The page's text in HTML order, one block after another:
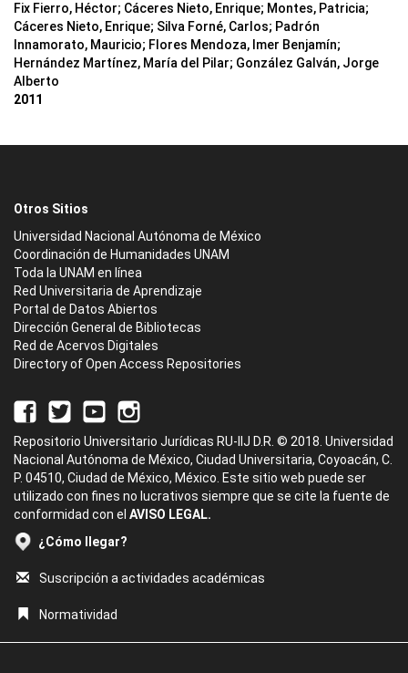
Fix Fierro, Héctor; Cáceres Nieto, Enrique; Montes, Patricia;
Cáceres Nieto, Enrique; Silva Forné, Carlos; Padrón
Innamorato, Mauricio; Flores Mendoza, Imer Benjamín;
Hernández Martínez, María del Pilar; González Galván, Jorge
Alberto
2011
Otros Sitios
Universidad Nacional Autónoma de México
Coordinación de Humanidades UNAM
Toda la UNAM en línea
Red Universitaria de Aprendizaje
Portal de Datos Abiertos
Dirección General de Bibliotecas
Red de Acervos Digitales
Directory of Open Access Repositories
Repositorio Universitario Jurídicas RU-IIJ D.R. © 2018. Universidad
Nacional Autónoma de México, Ciudad Universitaria, Coyoacán, C.
P. 04510, Ciudad de México, México. Este sitio web puede ser
utilizado con fines no lucrativos siempre que se cite la fuente de
conformidad con el AVISO LEGAL.
¿Cómo llegar?
Suscripción a actividades académicas
Normatividad